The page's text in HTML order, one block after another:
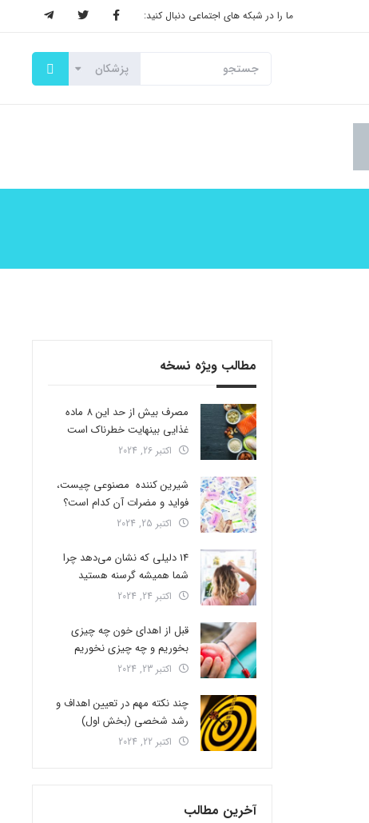
ما را در شبکه های اجتماعی دنبال کنید:
مطالب ویژه نسخه
مصرف بیش از حد این 8 ماده
غذایی بینهایت خطرناک است
اکتبر 26, 2024
شیرین کننده مصنوعی چیست،
فواید و مضرات آن کدام است؟
اکتبر 25, 2024
14 دلیلی که نشان می‌دهد چرا
شما همیشه گرسنه هستید
اکتبر 24, 2024
قبل از اهدای خون چه چیزی
بخوریم و چه چیزی نخوریم
اکتبر 23, 2024
چند نکته مهم در تعیین اهداف و
رشد شخصی (بخش اول)
اکتبر 22, 2024
آخرین مطالب